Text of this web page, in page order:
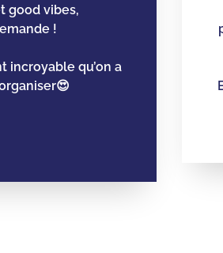
good vibes,
!
incroyable qu’on a